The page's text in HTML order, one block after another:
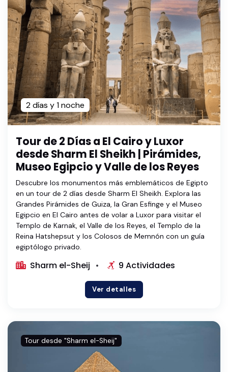
2 días y 1 noche
Tour de 2 Días a El Cairo y Luxor
desde Sharm El Sheikh | Pirámides,
Museo Egipcio y Valle de los Reyes
Descubre los monumentos más emblemáticos de Egipto
en un tour de 2 días desde Sharm El Sheikh. Explora las
Grandes Pirámides de Guiza, la Gran Esfinge y el Museo
Egipcio en El Cairo antes de volar a Luxor para visitar el
Templo de Karnak, el Valle de los Reyes, el Templo de la
Reina Hatshepsut y los Colosos de Memnón con un guía
egiptólogo privado.
Sharm el-Sheij 9 Actividades
Ver detalles
Tour desde "Sharm el-Sheij"